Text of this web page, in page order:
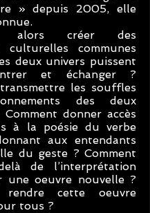
» depuis 2005, elle
alors créer des
culturelles communes
deux univers puissent
et échanger ?
les souffles
des deux
donner accès
à la poésie du verbe
aux entendants
du geste ? Comment
de l’interprétation
une oeuvre nouvelle ?
rendre cette oeuvre
tous ?